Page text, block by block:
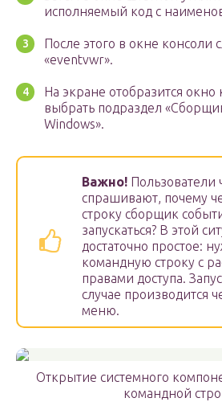
исполняемый код с
После этого в окне консоли
«eventvwr».
На экране отобразится окно
выбрать подраздел
Windows».
Важно! Пользователи
спрашивают, почему
строку сборщик
запускаться? В этой
достаточно простое:
командную строку с
правами доступа.
случае производится
меню.
Открытие системного
командной